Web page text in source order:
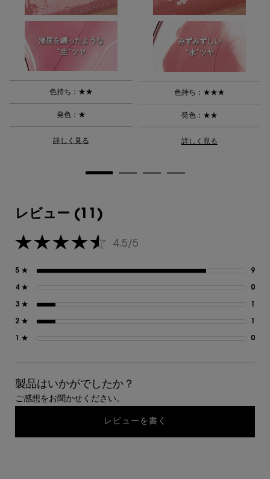
湿度を纏ったような
“生”ツヤ
色持ち：★★
発色：★
詳しく見る
みずみずしい
“水”ツヤ
色持ち：★★★
発色：★★
詳しく見る
レビュー (11)
5星中4.5。 4.5/5
5 ★ 9
4 ★ 0
3 ★ 1
2 ★ 1
1 ★ 0
製品はいかがでしたか？
ご感想をお聞かせください。
レビューを書く